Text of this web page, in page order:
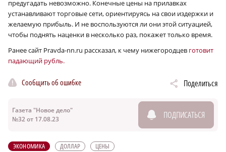
предугадать невозможно. Конечные цены на прилавках
устанавливают торговые сети, ориентируясь на свои издержки и
желаемую прибыль. И не воспользуются ли они этой ситуацией,
чтобы поднять наценки в несколько раз, покажет только время.
Ранее сайт Pravda-nn.ru рассказал, к чему нижегородцев готовит
падающий рубль.
Сообщить об ошибке Поделиться
Газета "Новое дело"
№32 от 17.08.23
ПОДПИСАТЬСЯ
ЭКОНОМИКА ДОЛЛАР ЦЕНЫ